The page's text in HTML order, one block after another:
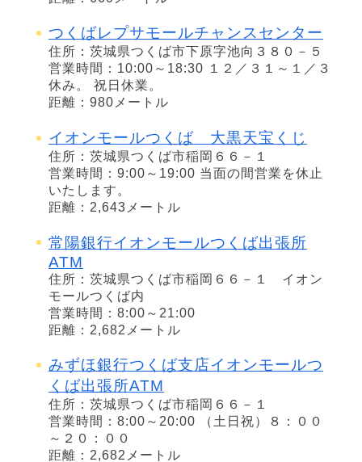
つくばレプサモールチャンスセンター
住所：茨城県つくば市下原字池向３８０－５
営業時間：10:00～18:30 １２／３１～１／３
休み。 祝日休業。
距離：980メートル
イオンモールつくば 大黒天宝くじ
住所：茨城県つくば市稲岡６６－１
営業時間：9:00～19:00 当面の間営業を休止
いたします。
距離：2,643メートル
常陽銀行イオンモールつくば出張所
ATM
住所：茨城県つくば市稲岡６６－１ イオン
モールつくば内
営業時間：8:00～21:00
距離：2,682メートル
みずほ銀行つくば支店イオンモールつ
くば出張所ATM
住所：茨城県つくば市稲岡６６－１
営業時間：8:00～20:00 （土日祝）８：００
～２０：００
距離：2,682メートル